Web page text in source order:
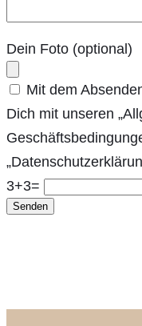
Dein Foto (optional)
Mit dem
Dich mit unseren
3+3=